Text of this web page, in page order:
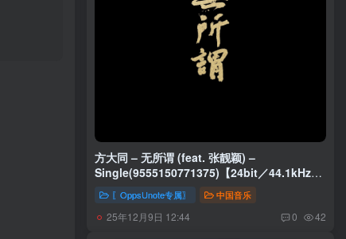
方大同 – 无所谓 (feat. 张靓颖) –
Single(9555150771375)【24bit／44.1kHz】
台湾区〖OppsUnote专属〗 中国音乐
25年12月9日 12:44 0 42